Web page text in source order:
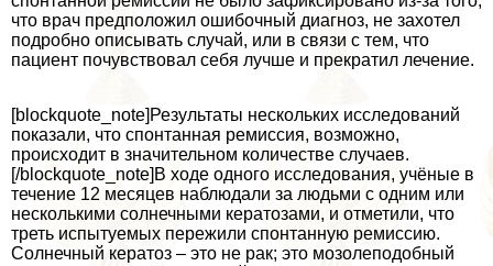
что врач предположил ошибочный диагноз, не захотел
подробно описывать случай, или в связи с тем, что
пациент почувствовал себя лучше и прекратил лечение.
[blockquote_note]Результаты нескольких исследований
показали, что спонтанная ремиссия, возможно,
происходит в значительном количестве случаев.
[/blockquote_note]В ходе одного исследования, учёные в
течение 12 месяцев наблюдали за людьми с одним или
несколькими солнечными кератозами, и отметили, что
треть испытуемых пережили спонтанную ремиссию.
Солнечный кератоз – это не paк; это мозолеподобный